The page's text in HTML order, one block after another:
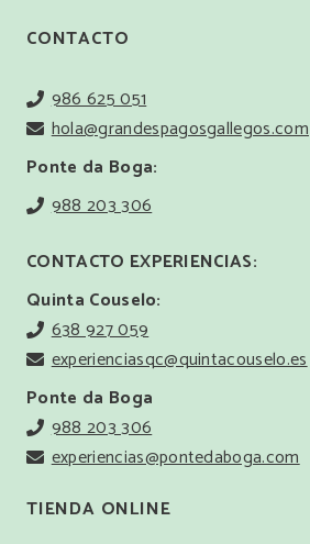
CONTACTO
986 625 051
hola@grandespagosgallegos.com
Ponte da Boga:
988 203 306
CONTACTO EXPERIENCIAS:
Quinta Couselo:
638 927 059
experienciasqc@quintacouselo.es
Ponte da Boga
988 203 306
experiencias@pontedaboga.com
TIENDA ONLINE